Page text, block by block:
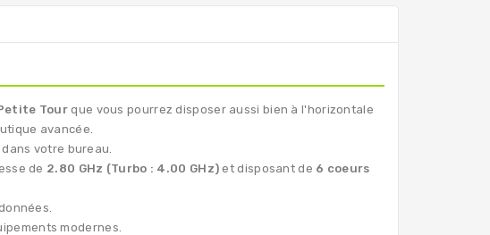
Tour que vous pourrez disposer aussi bien à l'horizontale
avancée.
votre bureau.
de 2.80 GHz (Turbo : 4.00 GHz) et disposant de 6 coeurs
modernes.